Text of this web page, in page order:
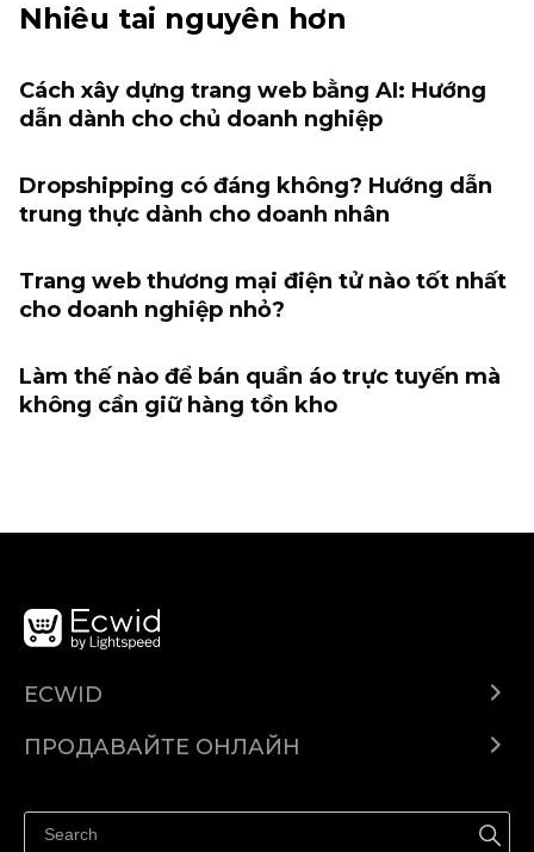
Nhiêu tai nguyên hơn
Cách xây dựng trang web bằng AI: Hướng
dẫn dành cho chủ doanh nghiệp
Dropshipping có đáng không? Hướng dẫn
trung thực dành cho doanh nhân
Trang web thương mại điện tử nào tốt nhất
cho doanh nghiệp nhỏ?
Làm thế nào để bán quần áo trực tuyến mà
không cần giữ hàng tồn kho
ECWID
Помощен център
ПРОДАВАЙТЕ ОНЛАЙН
Продавайте във Facebook